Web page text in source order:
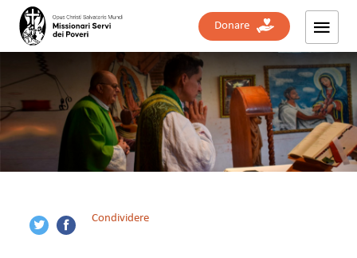
Donare
Condividere